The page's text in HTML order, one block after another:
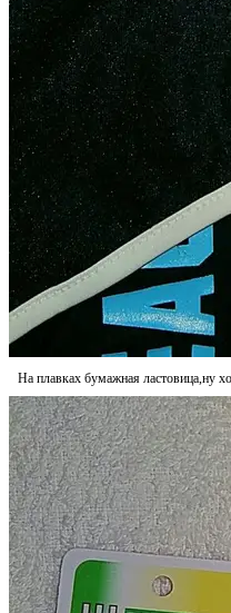
На плавках бумажная ластовица,ну